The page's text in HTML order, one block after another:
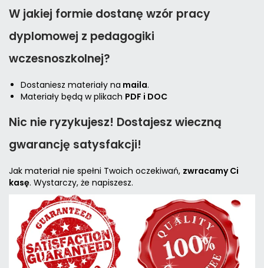
W jakiej formie dostanę wzór pracy
dyplomowej z pedagogiki
wczesnoszkolnej?
Dostaniesz materiały na maila.
Materiały będą w plikach PDF i DOC
Nic nie ryzykujesz! Dostajesz wieczną
gwarancję satysfakcji!
Jak materiał nie spełni Twoich oczekiwań, zwracamy Ci
kasę. Wystarczy, że napiszesz.